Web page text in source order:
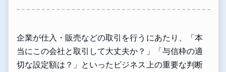
企業が仕入・販売などの取引を行うにあたり、「本
当にこの会社と取引して大丈夫か？」「与信枠の適
切な設定額は？」といったビジネス上の重要な判断